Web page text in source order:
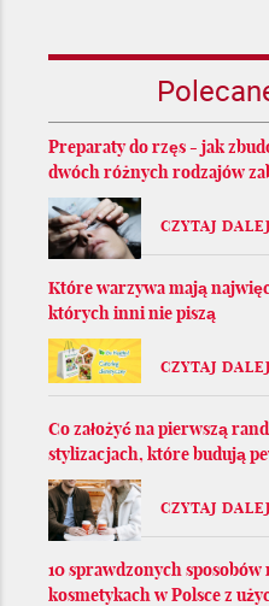
Preparaty do rzęs - jak
dwóch różnych rodzajów
CZYTAJ DALEJ
Które warzywa mają
których inni nie piszą
CZYTAJ DALEJ
Co założyć na pierwszą
stylizacjach, które budują
CZYTAJ DALEJ
10 sprawdzonych sposobów
kosmetykach w Polsce z